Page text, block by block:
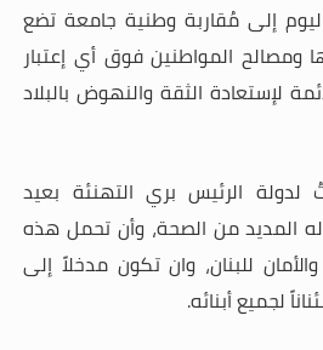
إلى مُقاربة وطنية جامعة تضع
ومصالح المواطنين فوق أي إعتبار
لإستعادة الثقة والنهوض بالبلاد
لدولة الرئيس بري التهنئة بعيد
له المديد من الصحة، وأن تحمل هذه
للبنان، وان تكون مدخلاً إلى
لجميع أبنائه.